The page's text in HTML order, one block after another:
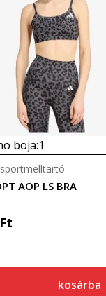
boja:1
AOP LS BRA
Ft
kosárba